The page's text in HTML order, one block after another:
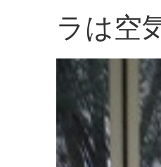
ラは空